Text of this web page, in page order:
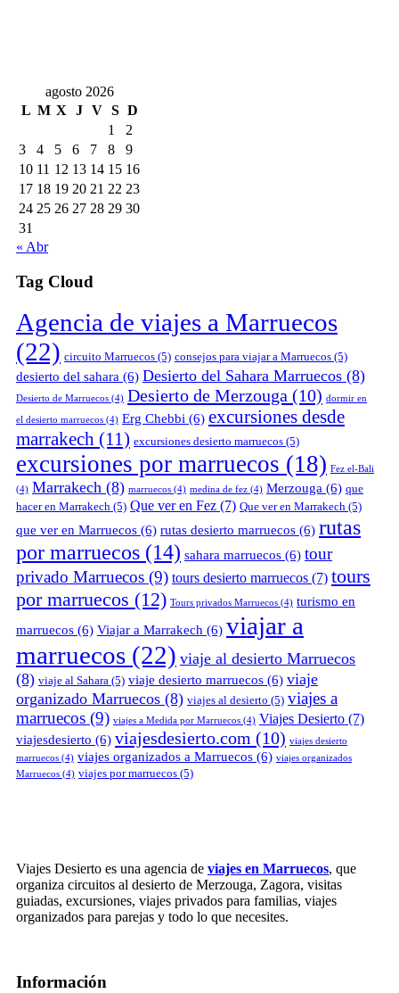
agosto 2026
L M X J V S D
1
2
3
4 5 6 7 8
9
10 11 12 13 14 15 16
17 18 19 20 21 22 23
24 25 26 27 28 29 30
31
« Abr
Tag Cloud
Agencia de viajes a Marruecos
(22) circuito Marruecos (5) consejos para viajar a Marruecos (5)
desierto del sahara (6) Desierto del Sahara Marruecos (8)
Desierto de Marruecos (4) Desierto de Merzouga (10) dormir en
el desierto marruecos (4) Erg Chebbi (6) excursiones desde
marrakech (11) excursiones desierto marruecos (5)
excursiones por marruecos (18) Fez el-Bali
(4) Marrakech (8) marruecos (4) medina de fez (4) Merzouga (6) que
hacer en Marrakech (5) Que ver en Fez (7) Que ver en Marrakech (5)
que ver en Marruecos (6) rutas desierto marruecos (6) rutas
por marruecos (14) sahara marruecos (6) tour
privado Marruecos (9) tours desierto marruecos (7) tours
por marruecos (12) Tours privados Marruecos (4) turismo en
marruecos (6) Viajar a Marrakech (6) viajar a
marruecos (22) viaje al desierto Marruecos
(8) viaje al Sahara (5) viaje desierto marruecos (6) viaje
organizado Marruecos (8) viajes al desierto (5) viajes a
marruecos (9) viajes a Medida por Marruecos (4) Viajes Desierto (7)
viajesdesierto (6) viajesdesierto.com (10) viajes desierto
marruecos (4) viajes organizados a Marruecos (6) viajes organizados
Marruecos (4) viajes por marruecos (5)
Viajes Desierto es una agencia de viajes en Marruecos, que
organiza circuitos al desierto de Merzouga, Zagora, visitas
guiadas, excursiones, viajes privados para familias, viajes
organizados para parejas y todo lo que necesites.
Información